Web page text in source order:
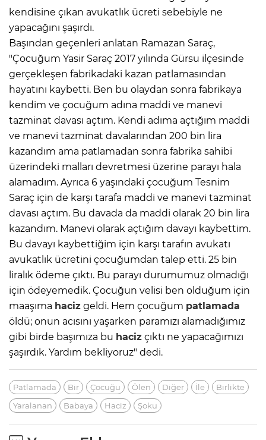
kendisine çıkan avukatlık ücreti sebebiyle ne
yapacağını şaşırdı.
Başından geçenleri anlatan Ramazan Saraç,
"Çocuğum Yasir Saraç 2017 yılında Gürsu ilçesinde
gerçekleşen fabrikadaki kazan patlamasından
hayatını kaybetti. Ben bu olaydan sonra fabrikaya
kendim ve çocuğum adına maddi ve manevi
tazminat davası açtım. Kendi adıma açtığım maddi
ve manevi tazminat davalarından 200 bin lira
kazandım ama patlamadan sonra fabrika sahibi
üzerindeki malları devretmesi üzerine parayı hala
alamadım. Ayrıca 6 yaşındaki çocuğum Tesnim
Saraç için de karşı tarafa maddi ve manevi tazminat
davası açtım. Bu davada da maddi olarak 20 bin lira
kazandım. Manevi olarak açtığım davayı kaybettim.
Bu davayı kaybettiğim için karşı tarafın avukatı
avukatlık ücretini çocuğumdan talep etti. 25 bin
liralık ödeme çıktı. Bu parayı durumumuz olmadığı
için ödeyemedik. Çocuğun velisi ben olduğum için
maaşıma haciz geldi. Hem çocuğum patlamada
öldü; onun acısını yaşarken paramızı alamadığımız
gibi birde başımıza bu haciz çıktı ne yapacağımızı
şaşırdık. Yardım bekliyoruz" dedi.
Patlamada Bir Çocuğu Ölen Diğer İle
Birlikte
Yaralanan
Babaya Haciz Şoku